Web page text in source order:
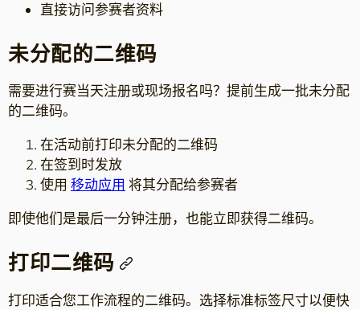
直接访问参赛者资料
未分配的二维码
需要进行赛当天注册或现场报名吗？提前生成一批未分配
的二维码。
在活动前打印未分配的二维码
在签到时发放
使用 移动应用 将其分配给参赛者
即使他们是最后一分钟注册，也能立即获得二维码。
打印二维码
打印适合您工作流程的二维码。选择标准标签尺寸以便快